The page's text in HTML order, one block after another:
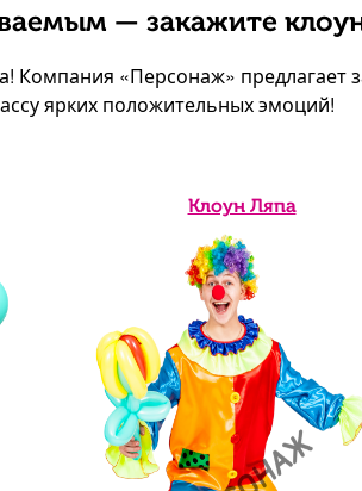
— закажите
Компания «Персонаж»
ярких положительных эмоций!
Клоун Ляпа